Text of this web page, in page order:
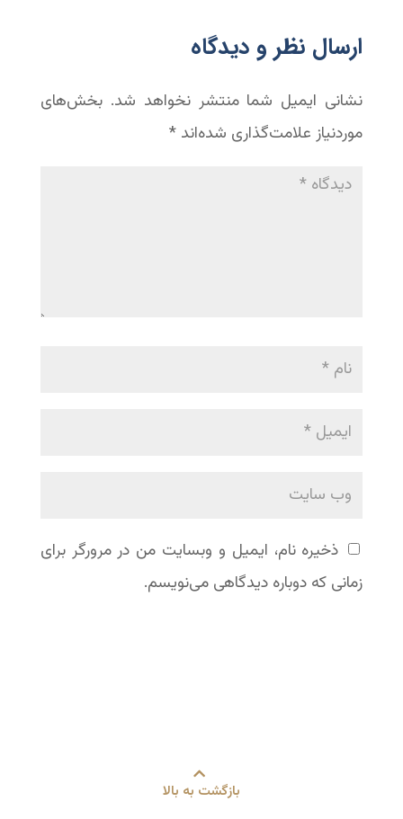
‫ارسال نظر و دیدگاه
نشانی ایمیل شما منتشر نخواهد شد. بخش‌های
موردنیاز علامت‌گذاری شده‌اند *
ذخیره نام، ایمیل و وبسایت من در مرورگر برای
زمانی که دوباره دیدگاهی می‌نویسم.
بازگشت به بالا